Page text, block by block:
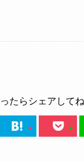
たらシェアしてね